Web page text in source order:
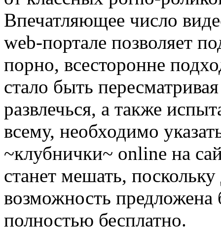
Впечатляющее число
web-портале позволяет
порно, всесторонне
стало быть
развлечься, а также
всему, необходимо
~клубнички~ online на
станет мешать,
возможность предложена
полностью бесплатно.